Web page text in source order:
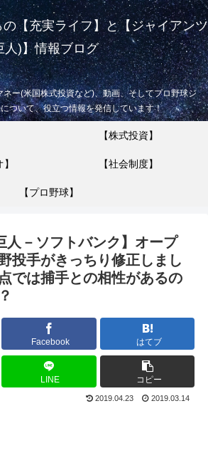
【充実ライフ】と【ジャイアンツ
人)】情報ブログ
ー(米国株式投資など)、動画、そしてプロ野球ジ
ついて、役立つ情報を発信しています！
【株式投資】
【社会制度】
【プロ野球】
人－ソフトバンク】オープ
投手がきっちり修正しまし
では捕手との相性があるの
Facebook はてブ
LINE コピー
2019.04.23 2019.03.14